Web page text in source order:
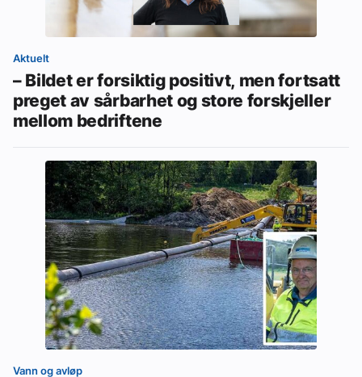
Aktuelt
– Bildet er forsiktig positivt, men fortsatt
preget av sårbarhet og store forskjeller
mellom bedriftene
Vann og avløp